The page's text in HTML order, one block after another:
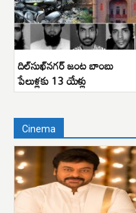
దిల్‌సుఖ్‌నగర్ జంట బాంబు
పేలుళ్లకు 13 యేళ్లు
Cinema